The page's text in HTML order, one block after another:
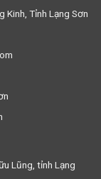
Kinh, Tỉnh Lạng Sơn
Lũng, tỉnh Lạng